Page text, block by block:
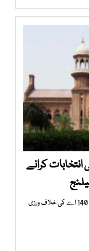
انتخابات کرانے
غیر جماعتی بلدیاتی انتخابات آئین کے آرٹیکل 140 اے کی خلاف ورزی